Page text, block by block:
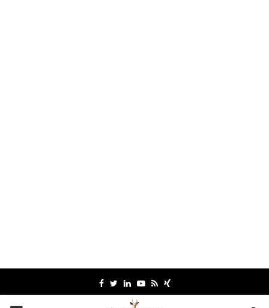
Facebook
TwitterLinkedinYoutube
RssXing